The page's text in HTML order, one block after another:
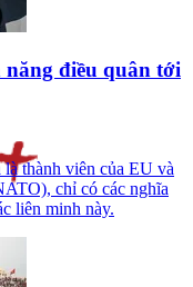
điều quân tới
thành viên của EU và
chỉ có các nghĩa
liên minh này.